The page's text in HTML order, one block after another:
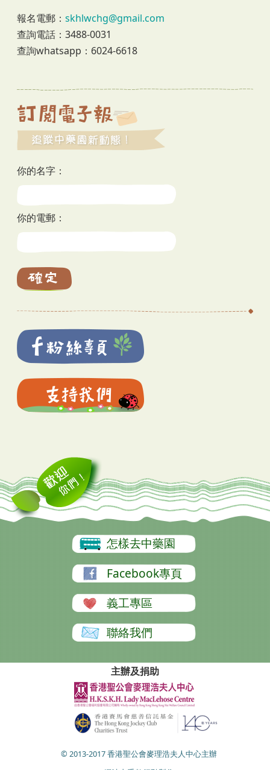
報名電郵： skhlwchg@gmail.com
查詢電話：3488-0031
查詢whatsapp：6024-6618
你的名字：
你的電郵：
怎樣去中藥園
Facebook專頁
義工專區
聯絡我們
主辦及捐助
© 2013-2017 香港聖公會麥理浩夫人中心主辦